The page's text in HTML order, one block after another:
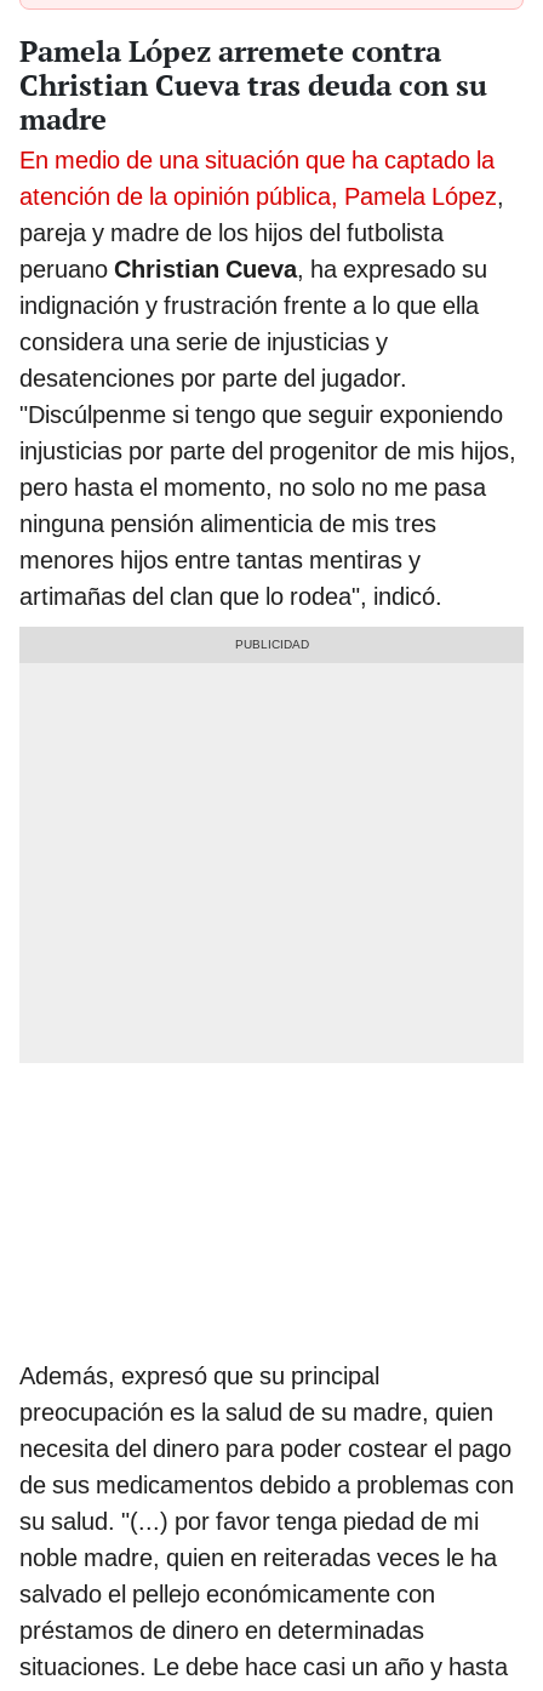
Pamela López arremete contra
Christian Cueva tras deuda con su
madre
En medio de una situación que ha captado la
atención de la opinión pública, Pamela López,
pareja y madre de los hijos del futbolista
peruano Christian Cueva, ha expresado su
indignación y frustración frente a lo que ella
considera una serie de injusticias y
desatenciones por parte del jugador.
"Discúlpenme si tengo que seguir exponiendo
injusticias por parte del progenitor de mis hijos,
pero hasta el momento, no solo no me pasa
ninguna pensión alimenticia de mis tres
menores hijos entre tantas mentiras y
artimañas del clan que lo rodea", indicó.
Además, expresó que su principal
preocupación es la salud de su madre, quien
necesita del dinero para poder costear el pago
de sus medicamentos debido a problemas con
su salud. "(...) por favor tenga piedad de mi
noble madre, quien en reiteradas veces le ha
salvado el pellejo económicamente con
préstamos de dinero en determinadas
situaciones. Le debe hace casi un año y hasta